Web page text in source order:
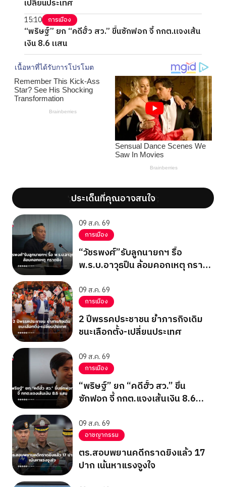
เปลี่ยนประเทศ
15:10 การเมือง
“พริษฐ์” ยก “คดีฮั้ว สว.” ขึ้นซักฟอก จี้ กกต.แจงเส้น
เงิน 8.6 แสน
';ประเด็นที่คุณอาจสนใจ';
09 ส.ค. 69
การเมือง
“วัชรพงศ์”รับลูกนายกฯ รื้อ
พ.ร.บ.อาวุธปืน ล้อมคอกเหตุ กราด
09 ส.ค. 69
การเมือง
2 ปีพรรคประชาชน ย้ำภารกิจเดิม
ชนะเลือกตั้ง-เปลี่ยนประเทศ
09 ส.ค. 69
การเมือง
“พริษฐ์” ยก “คดีฮั้ว สว.” ขึ้น
ซักฟอก จี้ กกต.แจงเส้นเงิน 8.6
09 ส.ค. 69
อาชญากรรม
ตร.สอบพยานคดีกราดยิงแล้ว 17
ปาก เน้นหาแรงจูงใจ